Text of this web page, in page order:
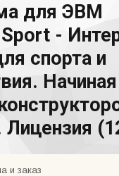
для ЭВМ
-
спорта и
и заказ